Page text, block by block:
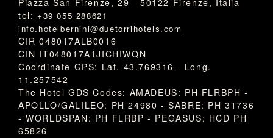
Piazza San Firenze, 29 - 50122 Firenze, Italia
tel: +39 055 288621
info.hotelbernini@duetorrihotels.com
CIR 048017ALB0016
CIN IT048017A1JICHIWQN
Coordinate GPS: Lat. 43.769316 - Long.
11.257542
The Hotel GDS Codes: AMADEUS: PH FLRBPH -
APOLLO/GALILEO: PH 24980 - SABRE: PH 31736
- WORLDSPAN: PH FLRBP - PEGASUS: HCD PH
65826